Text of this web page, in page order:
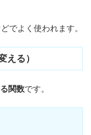
でよく使われます。
える）
関数です。